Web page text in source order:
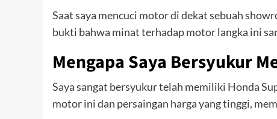
Saat saya mencuci motor di dekat sebuah
bukti bahwa minat terhadap motor langka ini
Mengapa Saya Bersyukur
Saya sangat bersyukur telah memiliki Honda
motor ini dan persaingan harga yang tinggi,